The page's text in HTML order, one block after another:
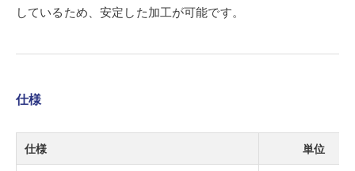
しているため、安定した加工が可能です。
仕様
仕様
単位